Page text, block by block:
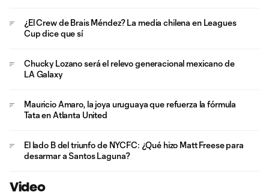
¿El Crew de Brais Méndez? La media chilena en Leagues
Cup dice que sí
Chucky Lozano será el relevo generacional mexicano de
LA Galaxy
Mauricio Amaro, la joya uruguaya que refuerza la fórmula
Tata en Atlanta United
El lado B del triunfo de NYCFC: ¿Qué hizo Matt Freese para
desarmar a Santos Laguna?
Video